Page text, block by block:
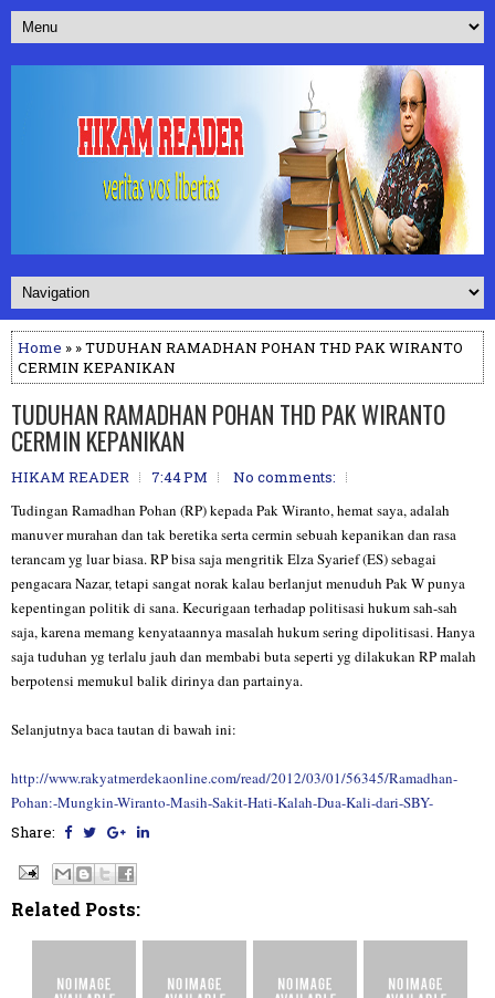
Home » » TUDUHAN RAMADHAN POHAN THD PAK WIRANTO
CERMIN KEPANIKAN
TUDUHAN RAMADHAN POHAN THD PAK WIRANTO
CERMIN KEPANIKAN
HIKAM READER 7:44 PM
No comments:
Tudingan Ramadhan Pohan (RP) kepada Pak Wiranto, hemat saya, adalah
manuver murahan dan tak beretika serta cermin sebuah kepanikan dan rasa
terancam yg luar biasa. RP bisa saja mengritik Elza Syarief (ES) sebagai
pengacara Nazar, tetapi sangat norak kalau berlanjut menuduh Pak W punya
kepentingan politik di sana. Kecurigaan terhadap politisasi hukum sah-sah
saja, karena memang kenyataannya masalah hukum sering dipolitisasi. Hanya
saja tuduhan yg terlalu jauh dan membabi buta seperti yg dilakukan RP malah
berpotensi memukul balik dirinya dan partainya.
Selanjutnya baca tautan di bawah ini:
http://www.rakyatmerdekaonline.com/read/2012/03/01/56345/Ramadhan-
Pohan:-Mungkin-Wiranto-Masih-Sakit-Hati-Kalah-Dua-Kali-dari-SBY-
Share:
Related Posts: